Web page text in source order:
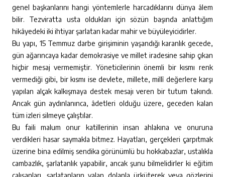
genel başkanlarını hangi yöntemlerle harcadıklarını dünya âlem
bilir. Tezviratta usta oldukları için sözün başında anlattığım
hikâyedeki iki ihtiyar şarlatan kadar mahir ve büyüleyicidirler.
Bu yapı, 15 Temmuz darbe girişiminin yaşandığı karanlık gecede,
gün ağarıncaya kadar demokrasiye ve millet iradesine sahip çıkan
hiçbir mesaj vermemiştir. Yöneticilerinin önemli bir kısmı renk
vermediği gibi, bir kısmı ise devlete, millete, millî değerlere karşı
yapılan alçak kalkışmaya destek mesajı veren bir tutum takındı.
Ancak gün aydınlanınca, âdetleri olduğu üzere, geceden kalan
tüm izleri silmeye çalıştılar.
Bu faili malum onur katillerinin insan ahlakına ve onuruna
verdikleri hasar saymakla bitmez. Hayatları, gerçekleri çarpıtmak
üzerine bina edilmiş sendika görünümlü bu hokkabazlar, ustalıkla
cambazlık, şarlatanlık yapabilir, ancak şunu bilmelidirler ki eğitim
çalışanları, şarlatanların yalan dolanla ürküterek veya gözlerini